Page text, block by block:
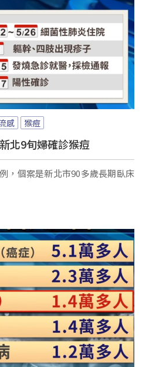
感 猴痘
北9旬婦確診猴痘
，個案是新北市90多歲長期臥床